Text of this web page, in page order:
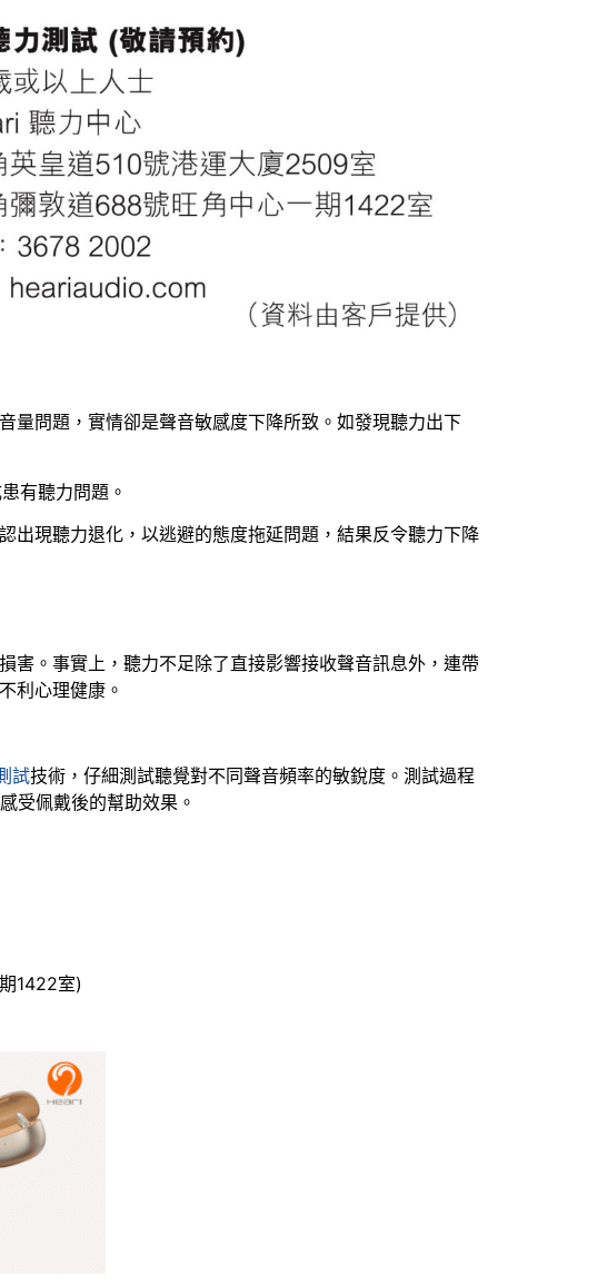
量問題，實情卻是聲音敏感度下降所致。如發現聽力出下
有聽力問題。
出現聽力退化，以逃避的態度拖延問題，結果反令聽力下降
害。事實上，聽力不足除了直接影響接收聲音訊息外，連帶
利心理健康。
試技術，仔細測試聽覺對不同聲音頻率的敏銳度。測試過程
受佩戴後的幫助效果。
1422室)